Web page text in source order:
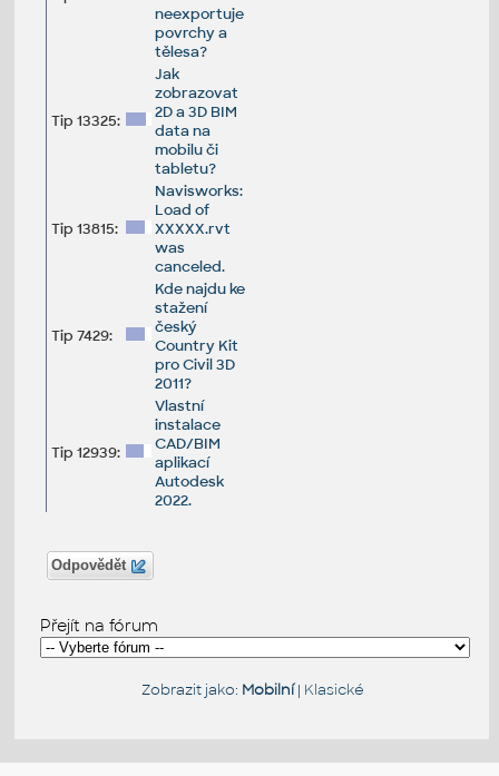
neexportuje
povrchy a
tělesa?
Tip 13325:
Jak
zobrazovat
2D a 3D BIM
data na
mobilu či
tabletu?
Tip 13815:
Navisworks:
Load of
XXXXX.rvt
was
canceled.
Tip 7429:
Kde najdu ke
stažení
český
Country Kit
pro Civil 3D
2011?
Tip 12939:
Vlastní
instalace
CAD/BIM
aplikací
Autodesk
2022.
Odpovědět
Přejít na fórum
Zobrazit jako: Mobilní| Klasické